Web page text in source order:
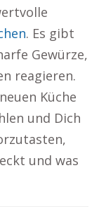
. Es gibt
Gewürze,
reagieren.
Küche
und Dich
und was